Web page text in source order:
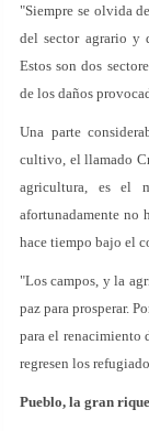
"Siempre se olvida
del sector agrario y
Estos son dos
de los daños
Una parte
cultivo, el llamado
agricultura, es el
afortunadamente no
hace tiempo bajo el
"Los campos, y la
paz para prosperar.
para el renacimiento
regresen los
Pueblo, la gran